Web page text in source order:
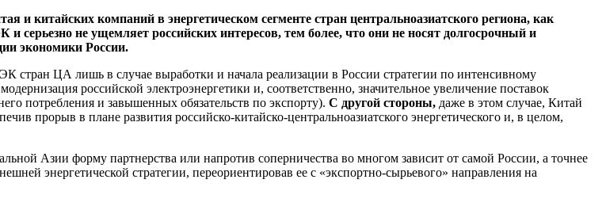
и китайских компаний в энергетическом сегменте стран центральноазиатского региона, как
серьезно не ущемляет российских интересов, тем более, что они не носят долгосрочный и
экономики России.
стран ЦА лишь в случае выработки и начала реализации в России стратегии по интенсивному
российской электроэнергетики и, соответственно, значительное увеличение поставок
потребления и завышенных обязательств по экспорту). С другой стороны, даже в этом случае, Китай
прорыв в плане развития российско-китайско-центральноазиатского энергетического и, в целом,
Азии форму партнерства или напротив соперничества во многом зависит от самой России, а точнее
энергетической стратегии, переориентировав ее с «экспортно-сырьевого» направления на